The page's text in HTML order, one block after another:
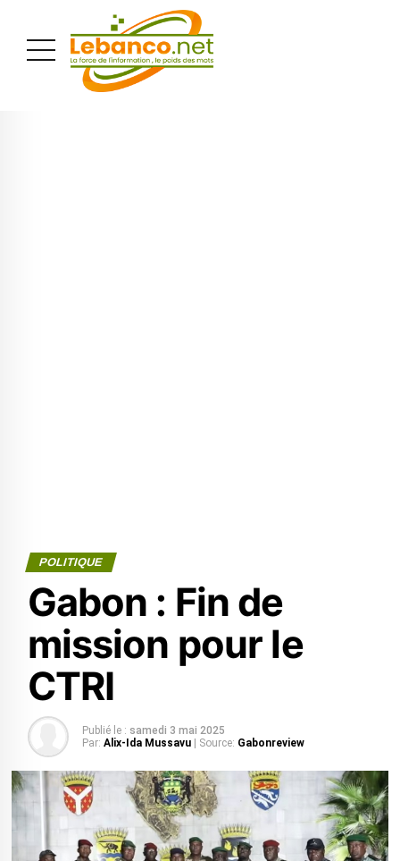
POLITIQUE
Gabon : Fin de
mission pour le
CTRI
Publié le : samedi 3 mai 2025
Par: Alix-Ida Mussavu | Source: Gabonreview